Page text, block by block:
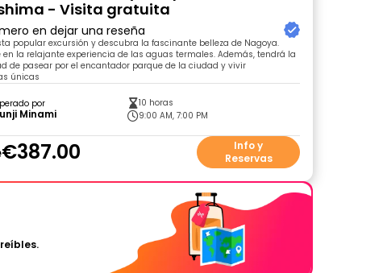
- Visita gratuita
en dejar una reseña
popular excursión y descubra la fascinante belleza de Nagoya.
en la relajante experiencia de las aguas termales. Además, tendrá la
de pasear por el encantador parque de la ciudad y vivir
únicas
por
Minami
10 horas
9:00 AM, 7:00 PM
€387.00
Info y
Reservas